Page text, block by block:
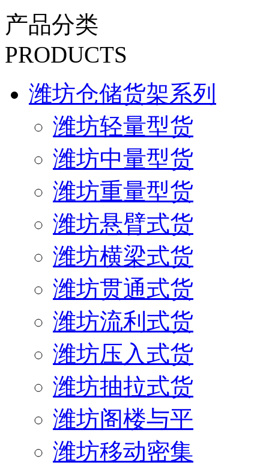
产品分类
PRODUCTS
潍坊仓储货架系列
潍坊轻量型货
潍坊中量型货
潍坊重量型货
潍坊悬臂式货
潍坊横梁式货
潍坊贯通式货
潍坊流利式货
潍坊压入式货
潍坊抽拉式货
潍坊阁楼与平
潍坊移动密集